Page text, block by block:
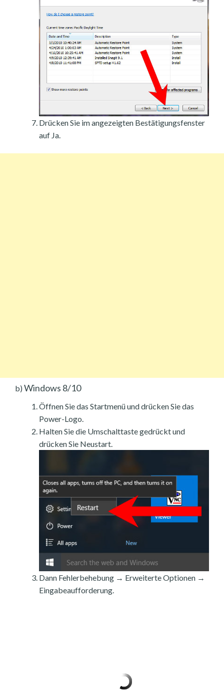
Drücken Sie im angezeigten Bestätigungsfenster
auf Ja.
b) Windows 8/10
Öffnen Sie das Startmenü und drücken Sie das
Power-Logo.
Halten Sie die Umschalttaste gedrückt und
drücken Sie Neustart.
Dann Fehlerbehebung → Erweiterte Optionen →
Eingabeaufforderung.